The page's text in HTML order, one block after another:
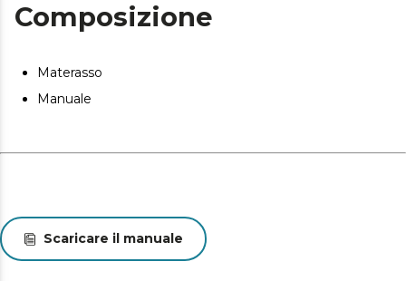
Composizione
Materasso
Manuale
Scaricare il manuale